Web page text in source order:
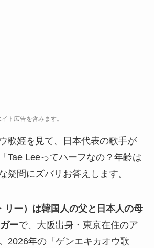
ト広告を含みます。
歌姫を見て、日本代表の歌手が
Tae Leeってハーフなの？年齢は
疑問にズバリお答えします。
リー）は韓国人の父と日本人の母
ーで、大阪出身・東京在住のア
2026年の「ゲンエキカオウ歌